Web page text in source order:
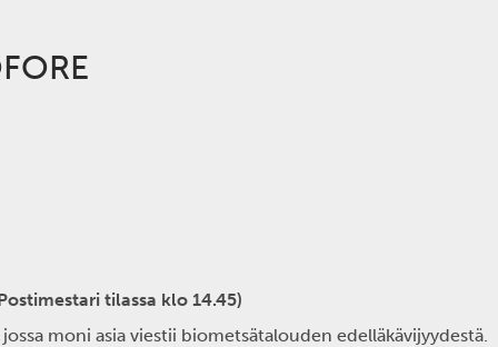
tilassa klo 14.45)
moni asia viestii biometsätalouden edelläkävijyydestä.